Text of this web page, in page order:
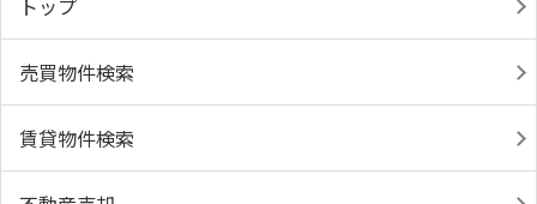
トップ
売買物件検索
賃貸物件検索